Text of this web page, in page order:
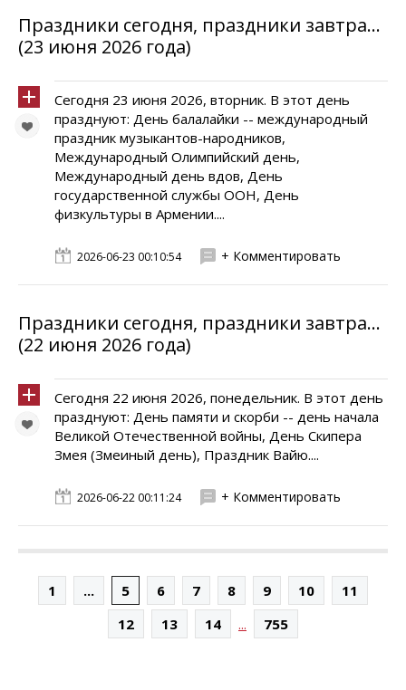
Праздники сегодня, праздники завтра...
(23 июня 2026 года)
Сегодня 23 июня 2026, вторник. В этот день
празднуют: День балалайки -- международный
праздник музыкантов-народников,
Международный Олимпийский день,
Международный день вдов, День
государственной службы ООН, День
физкультуры в Армении....
2026-06-23 00:10:54 + Комментировать
Праздники сегодня, праздники завтра...
(22 июня 2026 года)
Сегодня 22 июня 2026, понедельник. В этот день
празднуют: День памяти и скорби -- день начала
Великой Отечественной войны, День Скипера
Змея (Змеиный день), Праздник Вайю....
2026-06-22 00:11:24 + Комментировать
1 ... 5 6 7 8 9 10
11
12
13 14 ... 755